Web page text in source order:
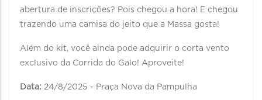
abertura de inscrições? Pois chegou a hora! E chegou
trazendo uma camisa do jeito que a Massa gosta!
Além do kit, você ainda pode adquirir o corta vento
exclusivo da Corrida do Galo! Aproveite!
Data: 24/8/2025 - Praça Nova da Pampulha